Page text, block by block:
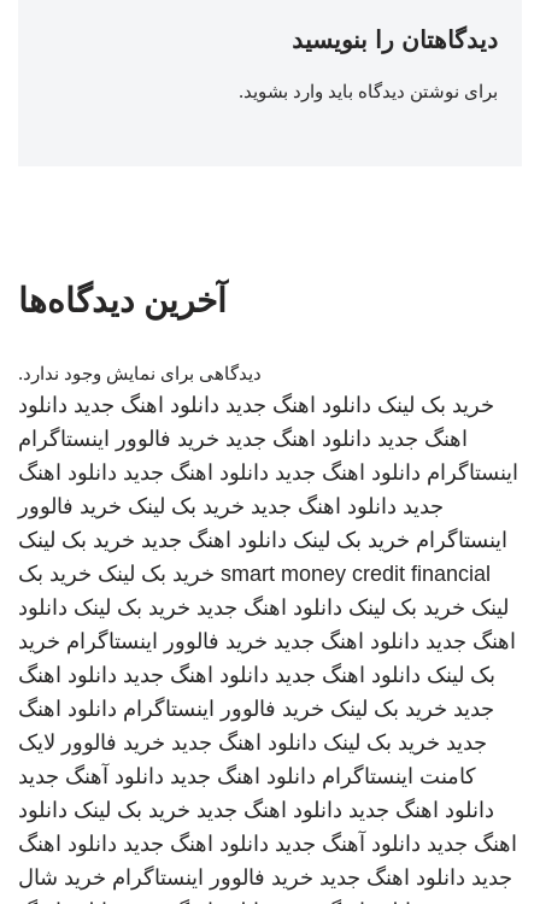
دیدگاهتان را بنویسید
برای نوشتن دیدگاه باید وارد بشوید.
آخرین دیدگاه‌ها
دیدگاهی برای نمایش وجود ندارد.
خرید بک لینک دانلود اهنگ جدید دانلود اهنگ جدید دانلود
اهنگ جدید دانلود اهنگ جدید خرید فالوور اینستاگرام
اینستاگرام دانلود اهنگ جدید دانلود اهنگ جدید دانلود اهنگ
جدید دانلود اهنگ جدید خرید بک لینک خرید فالوور
اینستاگرام خرید بک لینک دانلود اهنگ جدید خرید بک لینک
smart money credit financial خرید بک لینک خرید بک
لینک خرید بک لینک دانلود اهنگ جدید خرید بک لینک دانلود
اهنگ جدید دانلود اهنگ جدید خرید فالوور اینستاگرام خرید
بک لینک دانلود اهنگ جدید دانلود اهنگ جدید دانلود اهنگ
جدید خرید بک لینک خرید فالوور اینستاگرام دانلود اهنگ
جدید خرید بک لینک دانلود اهنگ جدید خرید فالوور لایک
کامنت اینستاگرام دانلود اهنگ جدید دانلود آهنگ جدید
دانلود اهنگ جدید دانلود اهنگ جدید خرید بک لینک دانلود
اهنگ جدید دانلود آهنگ جدید دانلود اهنگ جدید دانلود اهنگ
جدید دانلود اهنگ جدید خرید فالوور اینستاگرام خرید شال